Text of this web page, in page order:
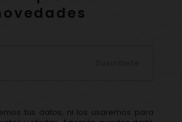
tus datos, ni los usaremos para